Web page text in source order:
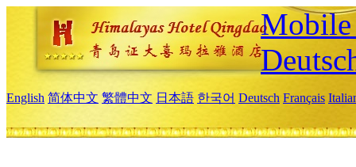
Mobile
English 简体中文 繁體中文 日本語 한국어 Deutsch Français